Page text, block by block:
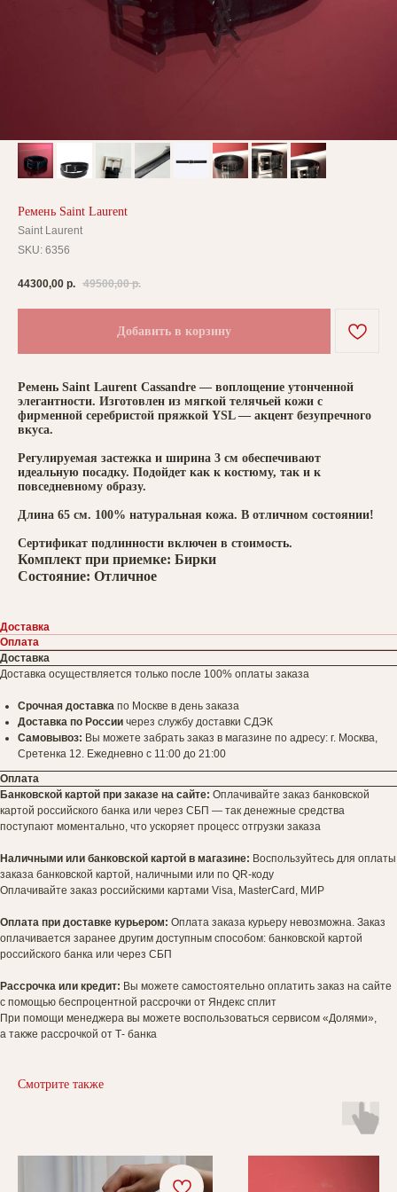
Ремень Saint Laurent
Saint Laurent
SKU: 6356
44300,00 р. 49500,00 р.
Добавить в корзину
Ремень Saint Laurent Cassandre — воплощение утонченной
элегантности. Изготовлен из мягкой телячьей кожи с
фирменной серебристой пряжкой YSL — акцент безупречного
вкуса.
Регулируемая застежка и ширина 3 см обеспечивают
идеальную посадку. Подойдет как к костюму, так и к
повседневному образу.
Длина 65 см. 100% натуральная кожа. В отличном состоянии!
Сертификат подлинности включен в стоимость.
Комплект при приемке: Бирки
Состояние: Отличное
Доставка
Оплата
Доставка
Доставка осуществляется только после 100% оплаты заказа
Срочная доставка по Москве в день заказа
Доставка по России через службу доставки СДЭК
Самовывоз: Вы можете забрать заказ в магазине по адресу: г. Москва,
Сретенка 12. Ежедневно с 11:00 до 21:00
Оплата
Банковской картой при заказе на сайте: Оплачивайте заказ банковской
картой российского банка или через СБП — так денежные средства
поступают моментально, что ускоряет процесс отгрузки заказа
Наличными или банковской картой в магазине: Воспользуйтесь для оплаты
заказа банковской картой, наличными или по QR-коду
Оплачивайте заказ российскими картами Visa, MasterCard, МИР
Оплата при доставке курьером: Оплата заказа курьеру невозможна. Заказ
оплачивается заранее другим доступным способом: банковской картой
российского банка или через СБП
Рассрочка или кредит: Вы можете самостоятельно оплатить заказ на сайте
с помощью беспроцентной рассрочки от Яндекс сплит
При помощи менеджера вы можете воспользоваться сервисом «Долями»,
а также рассрочкой от Т- банка
Смотрите также